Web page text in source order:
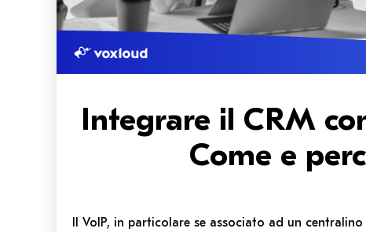
Integrare il CRM
Come e
Il VoIP, in particolare se associato ad un